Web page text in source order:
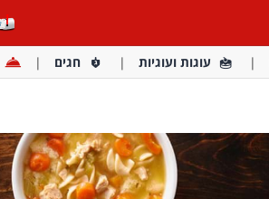
עוגות ועוגיות חגים